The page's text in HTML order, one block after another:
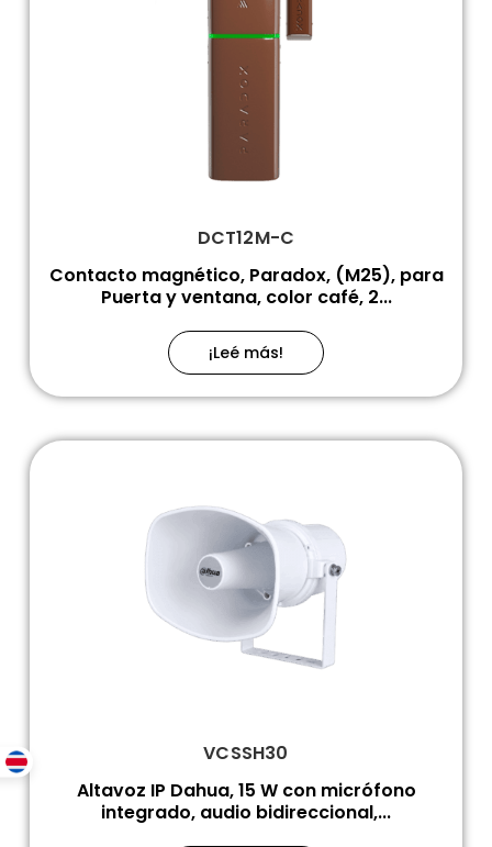
DCT12M-C
Contacto magnético, Paradox, (M25), para
Puerta y ventana, color café, 2...
¡Leé más!
VCSSH30
Altavoz IP Dahua, 15 W con micrófono
integrado, audio bidireccional,...